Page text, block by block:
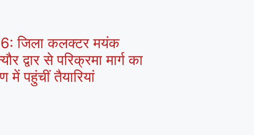
जिला कलक्टर मयंक
द्वार से परिक्रमा मार्ग का
में पहुंचीं तैयारियां